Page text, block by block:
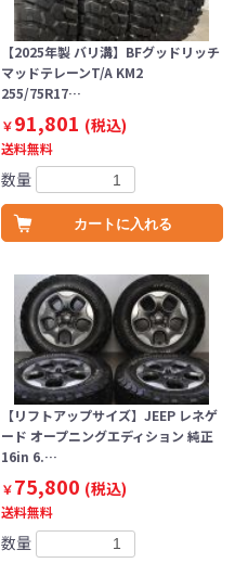
【2025年製 バリ溝】BFグッドリッチ
マッドテレーンT/A KM2
255/75R17…
￥91,801 (税込)
送料無料
数量
カートに入れる
【リフトアップサイズ】JEEP レネゲ
ード オープニングエディション 純正
16in 6.…
￥75,800 (税込)
送料無料
数量